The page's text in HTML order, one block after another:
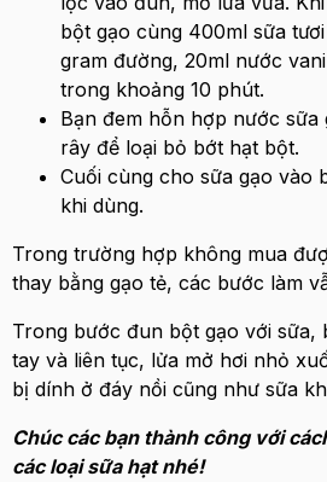
bột gạo cùng 400ml sữa
gram đường, 20ml nước
trong khoảng 10 phút.
Bạn đem hỗn hợp nước sữa
rây để loại bỏ bớt hạt bột.
Cuối cùng cho sữa gạo vào
khi dùng.
Trong trường hợp không mua
thay bằng gạo tẻ, các bước làm
Trong bước đun bột gạo với sữa,
tay và liên tục, lửa mở hơi nhỏ
bị dính ở đáy nồi cũng như sữa
Chúc các bạn thành công với
các loại sữa hạt nhé!